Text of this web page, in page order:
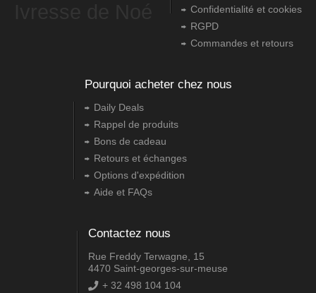
Confidentialité et cookies
RGPD
Commandes et retours
Pourquoi acheter chez nous
Daily Deals
Rappel de produits
Bons de cadeau
Retours et échanges
Options d'expédition
Aide et FAQs
Contactez nous
Rue Freddy Terwagne, 15
4470 Saint-georges-sur-meuse
+ 32 498 104 104